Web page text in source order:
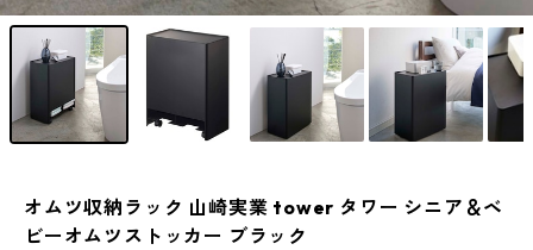
オムツ収納ラック 山崎実業 tower タワー シニア＆ベ
ビーオムツストッカー ブラック